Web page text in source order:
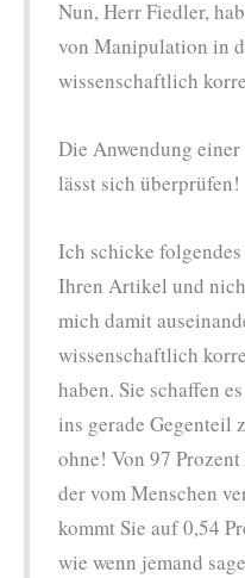
Nun, Herr Fiedler,
von Manipulation in
wissenschaftlich
Die Anwendung
lässt sich überprüfen!
Ich schicke
Ihren Artikel und
mich damit
wissenschaftlich
haben. Sie schaffen
ins gerade Gegenteil
ohne! Von 97
der vom Menschen
kommt Sie auf 0,54
wie wenn jemand